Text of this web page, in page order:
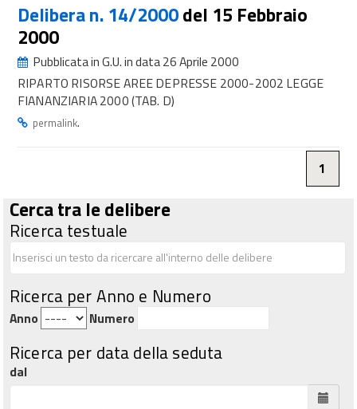
Delibera n. 14/2000del 15 Febbraio
2000
Pubblicata in G.U. in data 26 Aprile 2000
RIPARTO RISORSE AREE DEPRESSE 2000-2002 LEGGE
FIANANZIARIA 2000 (TAB. D)
permalink.
1
Cerca tra le delibere
Ricerca testuale
Ricerca per Anno e Numero
Anno Numero
Ricerca per data della seduta
dal